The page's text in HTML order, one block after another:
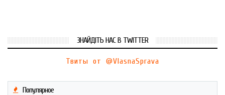
ЗНАЙДІТЬ НАС В TWITTER
Твиты от @VlasnaSprava
Популярное